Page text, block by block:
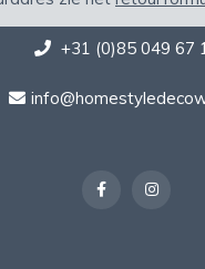
+31 (0)85 049 67